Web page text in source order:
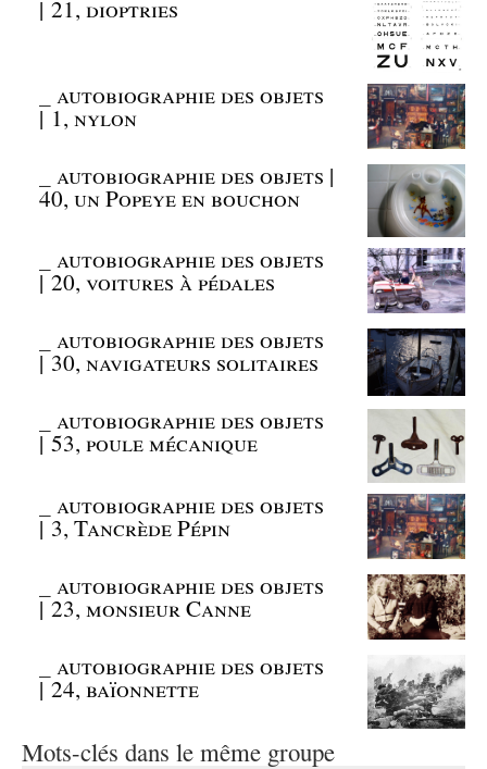
| 21, dioptries
_autobiographie des objets
| 1, nylon
_autobiographie des objets |
40, un Popeye en bouchon
_autobiographie des objets
| 20, voitures à pédales
_autobiographie des objets
| 30, navigateurs solitaires
_autobiographie des objets
| 53, poule mécanique
_autobiographie des objets
| 3, Tancrède Pépin
_autobiographie des objets
| 23, monsieur Canne
autobiographie des objets
| 24, baïonnette
Mots-clés dans le même groupe